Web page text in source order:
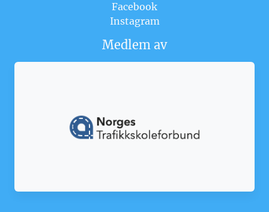
Facebook
Instagram
Medlem av